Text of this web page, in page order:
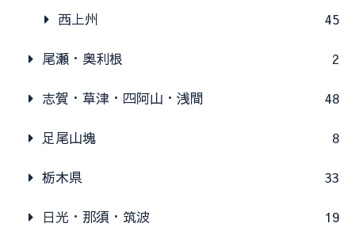
西上州 45
尾瀬・奥利根 2
志賀・草津・四阿山・浅間 48
足尾山塊 8
栃木県 33
日光・那須・筑波 19